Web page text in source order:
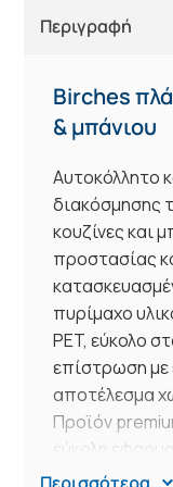
Περιγραφή
Birches
& μπάνιου
Αυτοκόλλητο
διακόσμησης
κουζίνες και
προστασίας
πυρίμαχο
PET, εύκολο
επίστρωση με
αποτέλεσμα
Προϊόν
εύκολη
θερμότητα.